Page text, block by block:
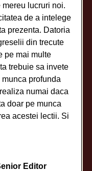
lucruri noi.
de a intelege
prezenta. Datoria
din trecute
pe mai multe
trebuie sa invete
profunda
numai daca
doar pe munca
acestei lectii. Si
Editor